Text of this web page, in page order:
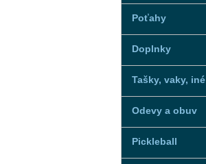
Poťahy
Doplnky
Tašky, vaky, iné
Odevy a obuv
Pickleball